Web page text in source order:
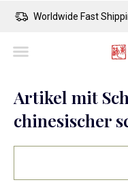
Worldwide Fast
Artikel mit
chinesischer